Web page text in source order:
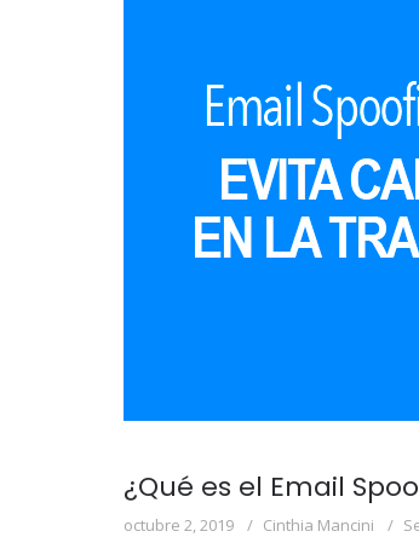
¿Qué es el Email
octubre 2, 2019 Cinthia Mancini